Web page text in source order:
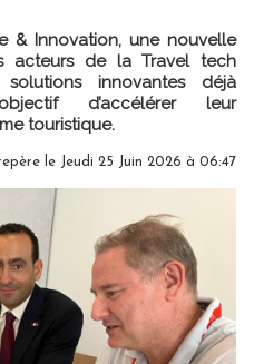
& Innovation, une nouvelle
acteurs de la Travel tech
innovantes déjà
d’accélérer leur
touristique.
le Jeudi 25 Juin 2026 à 06:47